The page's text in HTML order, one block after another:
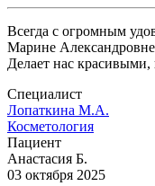
Всегда с огромным
Марине
Делает нас красивыми,
Специалист
Лопаткина М.А.
Косметология
Пациент
Анастасия Б.
03 октября 2025